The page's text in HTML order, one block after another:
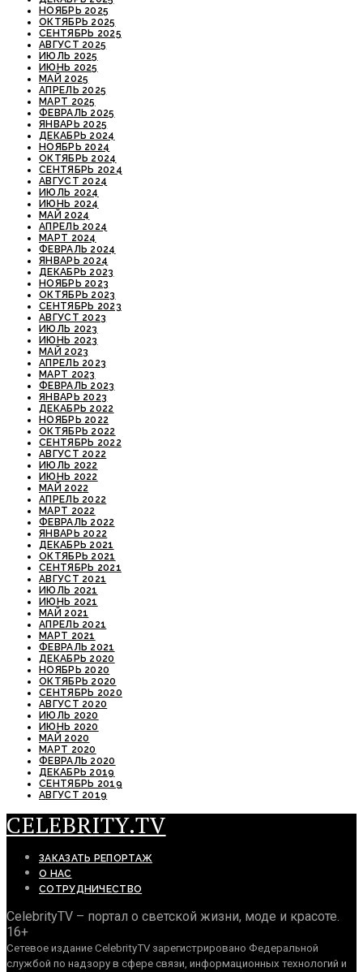
НОЯБРЬ 2025
ОКТЯБРЬ 2025
СЕНТЯБРЬ 2025
АВГУСТ 2025
ИЮЛЬ 2025
ИЮНЬ 2025
МАЙ 2025
АПРЕЛЬ 2025
МАРТ 2025
ФЕВРАЛЬ 2025
ЯНВАРЬ 2025
ДЕКАБРЬ 2024
НОЯБРЬ 2024
ОКТЯБРЬ 2024
СЕНТЯБРЬ 2024
АВГУСТ 2024
ИЮЛЬ 2024
ИЮНЬ 2024
МАЙ 2024
АПРЕЛЬ 2024
МАРТ 2024
ФЕВРАЛЬ 2024
ЯНВАРЬ 2024
ДЕКАБРЬ 2023
НОЯБРЬ 2023
ОКТЯБРЬ 2023
СЕНТЯБРЬ 2023
АВГУСТ 2023
ИЮЛЬ 2023
ИЮНЬ 2023
МАЙ 2023
АПРЕЛЬ 2023
МАРТ 2023
ФЕВРАЛЬ 2023
ЯНВАРЬ 2023
ДЕКАБРЬ 2022
НОЯБРЬ 2022
ОКТЯБРЬ 2022
СЕНТЯБРЬ 2022
АВГУСТ 2022
ИЮЛЬ 2022
ИЮНЬ 2022
МАЙ 2022
АПРЕЛЬ 2022
МАРТ 2022
ФЕВРАЛЬ 2022
ЯНВАРЬ 2022
ДЕКАБРЬ 2021
ОКТЯБРЬ 2021
СЕНТЯБРЬ 2021
АВГУСТ 2021
ИЮЛЬ 2021
ИЮНЬ 2021
МАЙ 2021
АПРЕЛЬ 2021
МАРТ 2021
ФЕВРАЛЬ 2021
ДЕКАБРЬ 2020
НОЯБРЬ 2020
ОКТЯБРЬ 2020
СЕНТЯБРЬ 2020
АВГУСТ 2020
ИЮЛЬ 2020
ИЮНЬ 2020
МАЙ 2020
МАРТ 2020
ФЕВРАЛЬ 2020
ДЕКАБРЬ 2019
СЕНТЯБРЬ 2019
АВГУСТ 2019
CELEBRITY.TV
ЗАКАЗАТЬ РЕПОРТАЖ
О НАС
СОТРУДНИЧЕСТВО
CelebrityTV – портал о светской жизни, моде и красоте.
16+
Сетевое издание CelebrityTV зарегистрировано Федеральной
службой по надзору в сфере связи, информационных технологий и